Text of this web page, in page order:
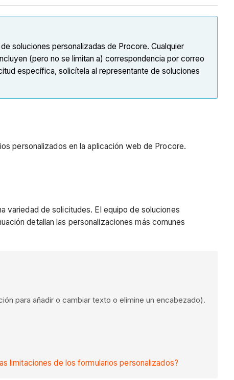
soluciones personalizadas de Procore. Cualquier
(pero no se limitan a) correspondencia por correo
específica, solicítela al representante de soluciones
personalizados en la aplicación web de Procore.
variedad de solicitudes. El equipo de soluciones
detallan las personalizaciones más comunes
para añadir o cambiar texto o elimine un encabezado).
limitaciones de los formularios personalizados?